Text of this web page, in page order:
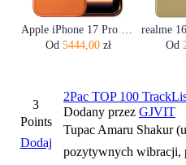
Od 5444,00zł
Od
3
Points
Dodaj
2Pac TOP 100
Dodany przez GJVIT
Tupac Amaru Shakur
pozytywnych wibracji,